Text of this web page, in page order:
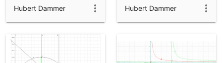
Hubert Dammer Hubert Dammer